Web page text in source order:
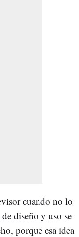
cuando no lo
diseño y uso se
porque esa idea